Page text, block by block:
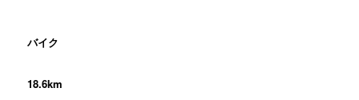
バイク
18.6km